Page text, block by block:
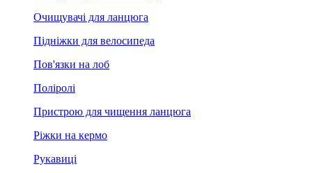
Очищувачі для ланцюга
Підніжки для велосипеда
Пов'язки на лоб
Поліролі
Пристрою для чищення ланцюга
Ріжки на кермо
Рукавиці